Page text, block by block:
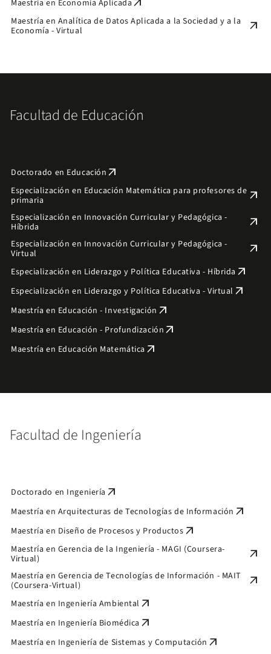
Maestría en Economía Aplicada arrow_outward
Maestría en Analítica de Datos Aplicada a la Sociedad y a la
Economía - Virtual
arrow_outward
Facultad de Educación
Doctorado en Educación arrow_outward
Especialización en Educación Matemática para profesores de
primaria
arrow_outward
Especialización en Innovación Curricular y Pedagógica -
Híbrida
arrow_outward
Especialización en Innovación Curricular y Pedagógica -
Virtual
arrow_outward
Especialización en Liderazgo y Política Educativa - Híbrida arrow_outward
Especialización en Liderazgo y Política Educativa - Virtual arrow_outward
Maestría en Educación - Investigación arrow_outward
Maestría en Educación - Profundización arrow_outward
Maestría en Educación Matemática arrow_outward
Facultad de Ingeniería
Doctorado en Ingeniería arrow_outward
Maestría en Arquitecturas de Tecnologías de Información arrow_outward
Maestría en Diseño de Procesos y Productos arrow_outward
Maestría en Gerencia de la Ingeniería - MAGI (Coursera-
Virtual)
arrow_outward
Maestría en Gerencia de Tecnologías de Información - MAIT
(Coursera-Virtual)
arrow_outward
Maestría en Ingeniería Ambiental arrow_outward
Maestría en Ingeniería Biomédica arrow_outward
Maestría en Ingeniería de Sistemas y Computación arrow_outward